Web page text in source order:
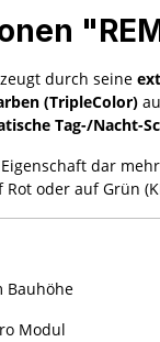
durch seine
(TripleColor)
Tag-/Nacht-
dar
oder auf Grün
Bauhöhe
Modul